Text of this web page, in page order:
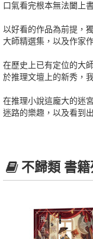
口氣看完根本無法闔上
以好看的作品為前提，
大師精選集，以及作家
在歷史上已有定位的大
於推理文壇上的新秀，
在推理小說這龐大的迷
迷路的樂趣，以及看到
不歸類 書